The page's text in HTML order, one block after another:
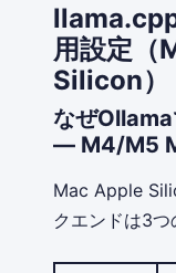
用設定（
Silicon）
なぜ
— M4/M5
Mac Apple
クエンドは3つ